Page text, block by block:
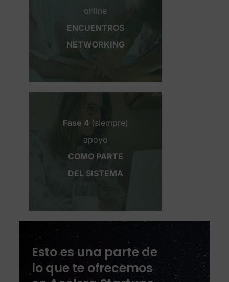
online
ENCUENTROS
NETWORKING
Fase 4 (siempre)
apoyo
COMO PARTE
DEL SISTEMA
Esto es una parte de
lo que te ofrecemos